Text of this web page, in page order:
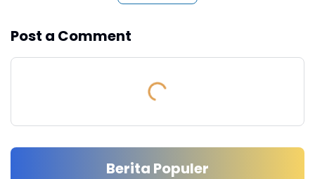
Post a Comment
Berita Populer